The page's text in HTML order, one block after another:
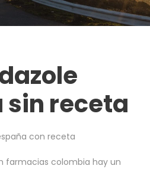
receta
con receta
farmacias colombia hay un